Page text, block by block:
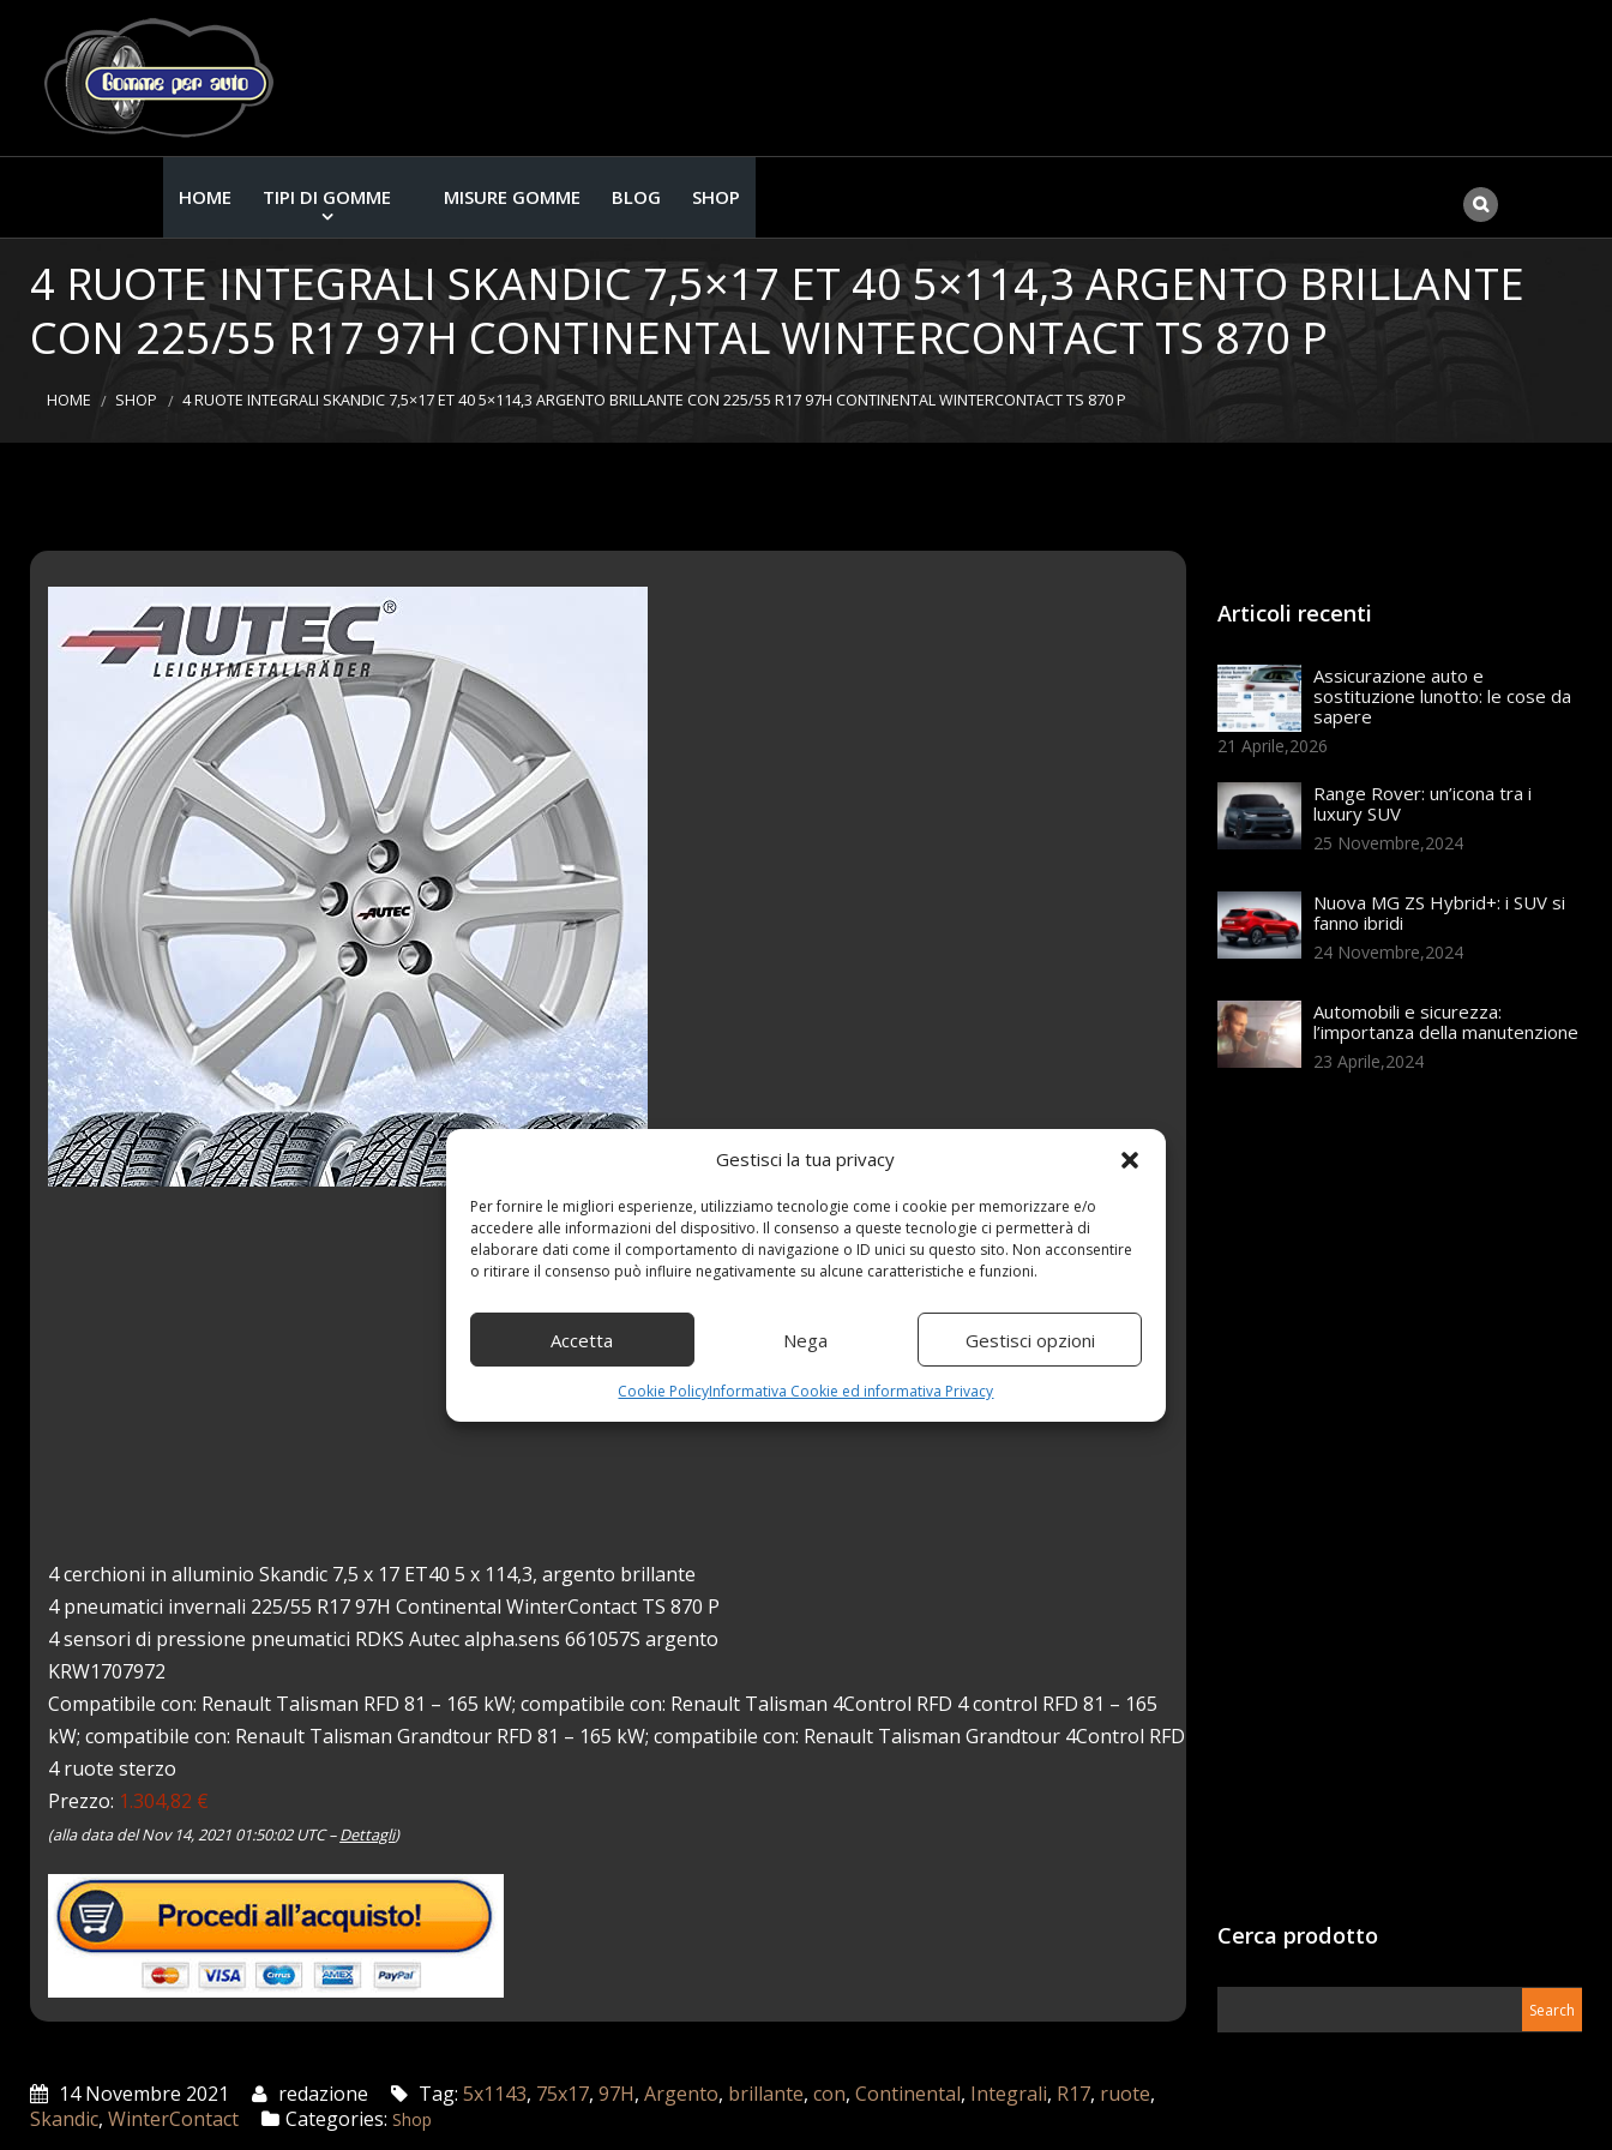
Gestisci la tua privacy
Per fornire le migliori esperienze, utilizziamo tecnologie come i cookie per memorizzare e/o
accedere alle informazioni del dispositivo. Il consenso a queste tecnologie ci permetterà di
elaborare dati come il comportamento di navigazione o ID unici su questo sito. Non acconsentire
o ritirare il consenso può influire negativamente su alcune caratteristiche e funzioni.
Accetta Nega Gestisci opzioni
Cookie PolicyInformativa Cookie ed informativa Privacy
HOME TIPI DI GOMME MISURE GOMME BLOG SHOP
4 RUOTE INTEGRALI SKANDIC 7,5×17 ET 40 5×114,3 ARGENTO BRILLANTE
CON 225/55 R17 97H CONTINENTAL WINTERCONTACT TS 870 P
HOME SHOP 4 RUOTE INTEGRALI SKANDIC 7,5×17 ET 40 5×114,3 ARGENTO BRILLANTE CON 225/55 R17 97H CONTINENTAL WINTERCONTACT TS 870 P
4 cerchioni in alluminio Skandic 7,5 x 17 ET40 5 x 114,3, argento brillante
4 pneumatici invernali 225/55 R17 97H Continental WinterContact TS 870 P
4 sensori di pressione pneumatici RDKS Autec alpha.sens 661057S argento
KRW1707972
Compatibile con: Renault Talisman RFD 81 – 165 kW; compatibile con: Renault Talisman 4Control RFD 4 control RFD 81 – 165
kW; compatibile con: Renault Talisman Grandtour RFD 81 – 165 kW; compatibile con: Renault Talisman Grandtour 4Control RFD
4 ruote sterzo
Prezzo: 1.304,82 €
(alla data del Nov 14, 2021 01:50:02 UTC –Dettagli)
14 Novembre 2021 redazione Tag:5x1143, 75x17,97H,Argento, brillante,con,Continental, Integrali, R17, ruote,
Skandic,WinterContact Categories: Shop
Articoli recenti
Assicurazione auto e
sostituzione lunotto: le cose da
sapere
21 Aprile,2026
Range Rover: un’icona tra i
luxury SUV
25 Novembre,2024
Nuova MG ZS Hybrid+: i SUV si
fanno ibridi
24 Novembre,2024
Automobili e sicurezza:
l’importanza della manutenzione
23 Aprile,2024
Cerca prodotto